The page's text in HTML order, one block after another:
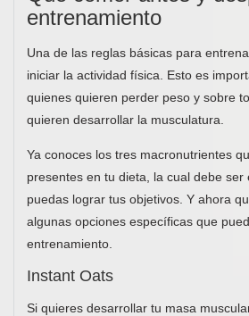
entrenamiento
Una de las reglas básicas para
iniciar la actividad física. Esto es
quienes quieren perder peso y sobre
quieren desarrollar la musculatura.
Ya conoces los tres macronutrientes
presentes en tu dieta, la cual debe
puedas lograr tus objetivos. Y ahora
algunas opciones específicas que
entrenamiento.
Instant Oats
Si quieres desarrollar tu masa